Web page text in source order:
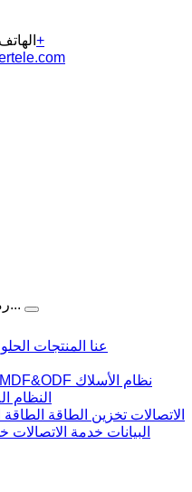
18018666631 86+
رمز...
عنا المنتجات
MDF&ODF نظام الأسلاك
النظام
الاتصالات تخزين الطاقة الطاقة
البيانات خدمة الاتصالات